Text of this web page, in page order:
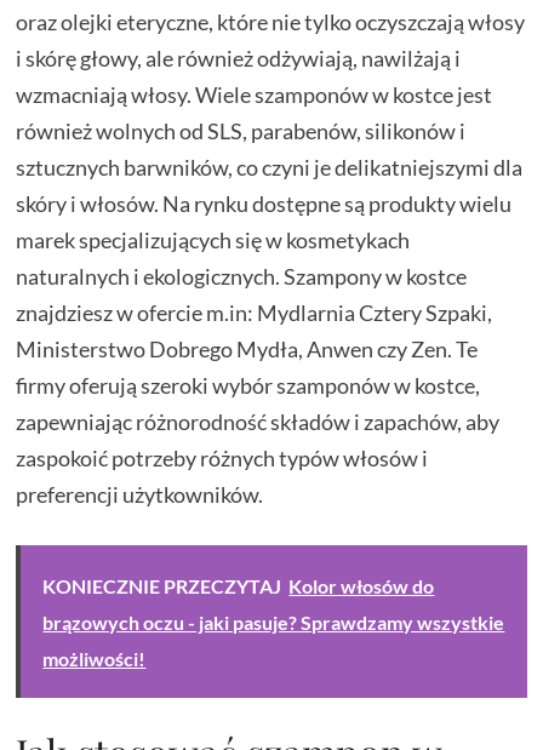
oraz olejki eteryczne, które nie tylko oczyszczają włosy
i skórę głowy, ale również odżywiają, nawilżają i
wzmacniają włosy. Wiele szamponów w kostce jest
również wolnych od SLS, parabenów, silikonów i
sztucznych barwników, co czyni je delikatniejszymi dla
skóry i włosów. Na rynku dostępne są produkty wielu
marek specjalizujących się w kosmetykach
naturalnych i ekologicznych. Szampony w kostce
znajdziesz w ofercie m.in: Mydlarnia Cztery Szpaki,
Ministerstwo Dobrego Mydła, Anwen czy Zen. Te
firmy oferują szeroki wybór szamponów w kostce,
zapewniając różnorodność składów i zapachów, aby
zaspokoić potrzeby różnych typów włosów i
preferencji użytkowników.
KONIECZNIE PRZECZYTAJ Kolor włosów do
brązowych oczu - jaki pasuje? Sprawdzamy wszystkie
możliwości!